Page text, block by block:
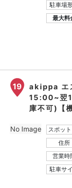
駐車場
最大料
19
akippa エ
15:00~翌
庫不可)【
スポッ
住所
営業時
駐車サ
No Image